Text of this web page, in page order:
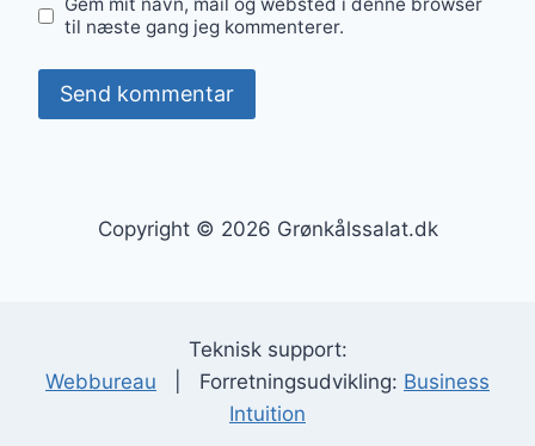
til næste gang jeg kommenterer.
Copyright © 2026 Grønkålssalat.dk
Teknisk support:
Webbureau | Forretningsudvikling: Business
Intuition